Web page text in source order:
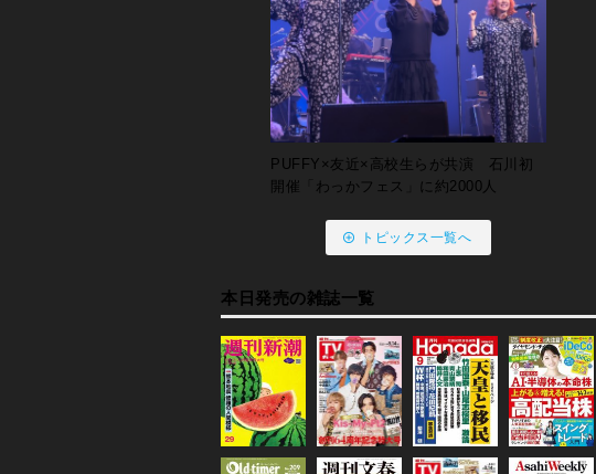
PUFFY×友近×高校生らが共演 石川初
開催「わっかフェス」に約2000人
トピックス一覧へ
本日発売の雑誌一覧